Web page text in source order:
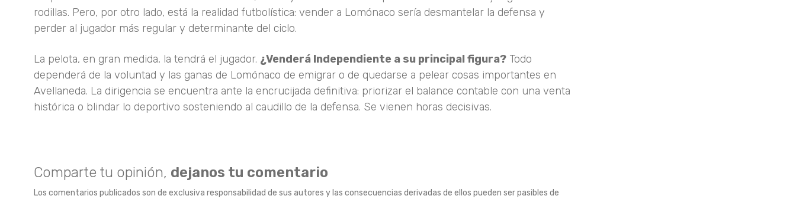
rodillas. Pero, por otro lado, está la realidad futbolística: vender a Lomónaco sería desmantelar la defensa y
perder al jugador más regular y determinante del ciclo.
La pelota, en gran medida, la tendrá el jugador. ¿Venderá Independiente a su principal figura? Todo
dependerá de la voluntad y las ganas de Lomónaco de emigrar o de quedarse a pelear cosas importantes en
Avellaneda. La dirigencia se encuentra ante la encrucijada definitiva: priorizar el balance contable con una venta
histórica o blindar lo deportivo sosteniendo al caudillo de la defensa. Se vienen horas decisivas.
Comparte tu opinión, dejanos tu comentario
Los comentarios publicados son de exclusiva responsabilidad de sus autores y las consecuencias derivadas de ellos pueden ser pasibles de